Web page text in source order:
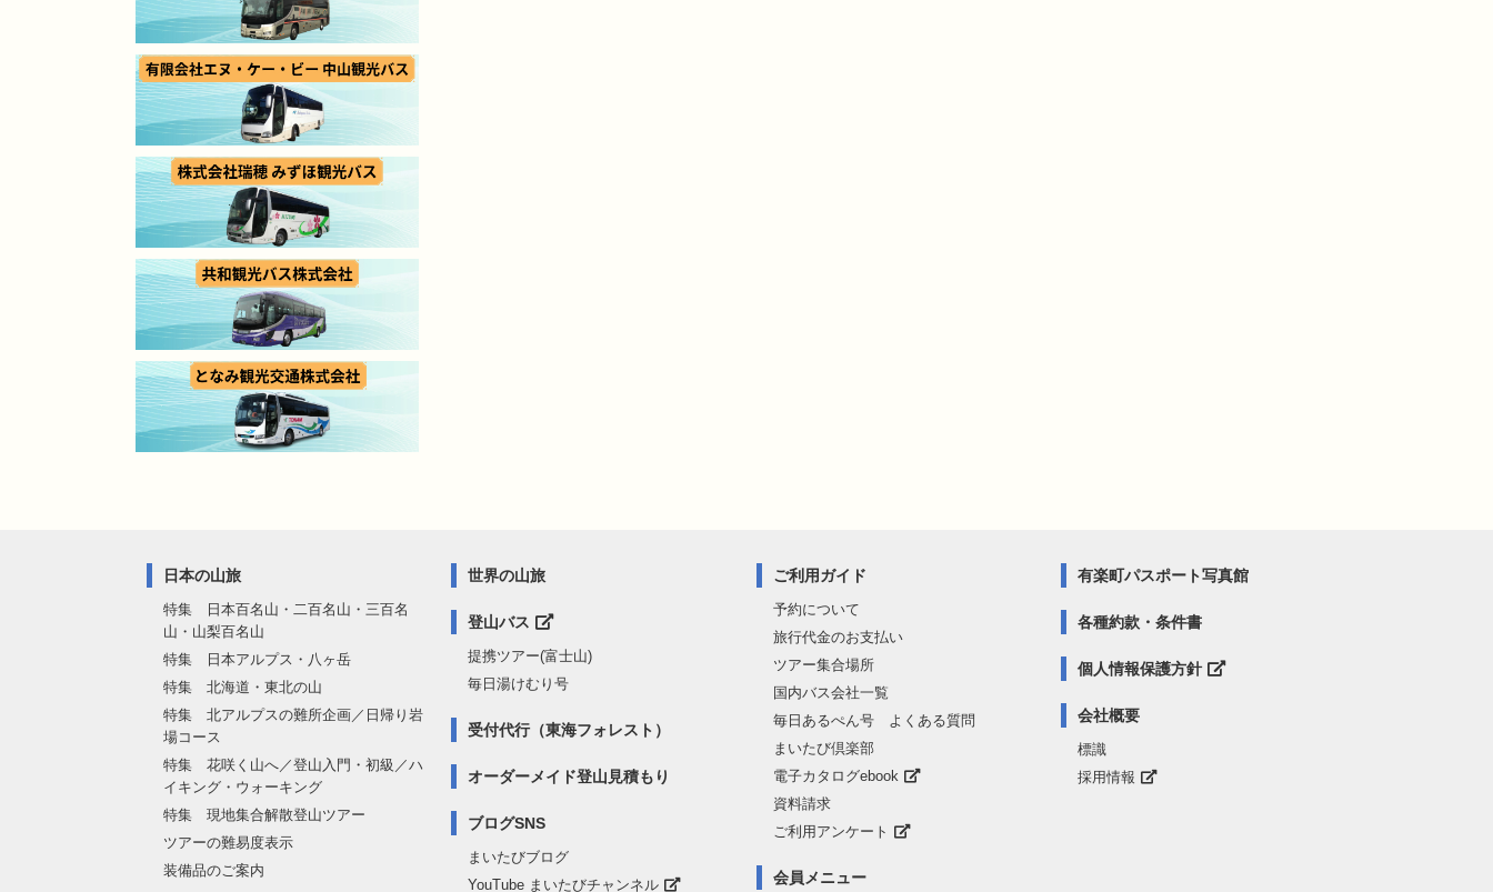
日本の山旅
特集 日本百名山・二百名山・三百名
山・山梨百名山
特集 日本アルプス・八ヶ岳
特集 北海道・東北の山
特集 北アルプスの難所企画／日帰り岩
場コース
特集 花咲く山へ／登山入門・初級／ハ
イキング・ウォーキング
特集 現地集合解散登山ツアー
ツアーの難易度表示
装備品のご案内
世界の山旅
登山バス
提携ツアー(富士山)
毎日湯けむり号
受付代行（東海フォレスト）
オーダーメイド登山見積もり
ブログSNS
まいたびブログ
YouTube まいたびチャンネル
ご利用ガイド
予約について
旅行代金のお支払い
ツアー集合場所
国内バス会社一覧
毎日あるぺん号 よくある質問
まいたび倶楽部
電子カタログebook
資料請求
ご利用アンケート
会員メニュー
有楽町パスポート写真館
各種約款・条件書
個人情報保護方針
会社概要
標識
採用情報